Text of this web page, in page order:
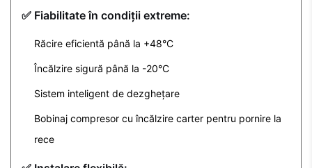
✅ Fiabilitate în condiții extreme:
Răcire eficientă până la +48°C
Încălzire sigură până la -20°C
Sistem inteligent de dezghețare
Bobinaj compresor cu încălzire carter pentru pornire la
rece